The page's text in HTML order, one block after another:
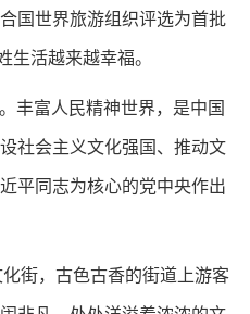
国世界旅游组织评选为首批
生活越来越幸福。
丰富人民精神世界，是中国
社会主义文化强国、推动文
平同志为核心的党中央作出
街，古色古香的街道上游客